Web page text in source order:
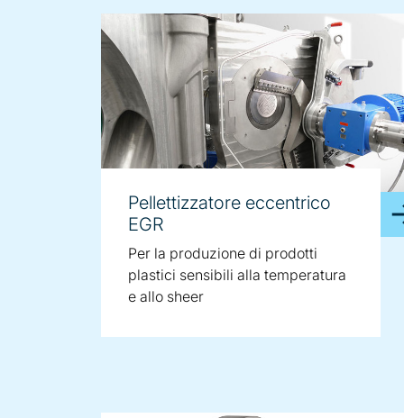
Pellettizzatore eccentrico
EGR
Per la produzione di prodotti
plastici sensibili alla temperatura
e allo sheer